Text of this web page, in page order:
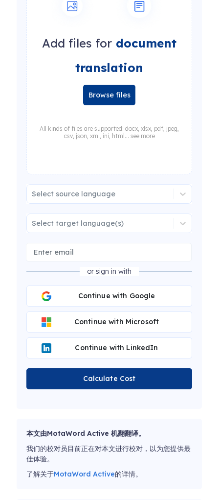
Add files for document
translation
Browse files
All kinds of files are supported: docx, xlsx, pdf, jpeg,
csv, json, xml, ini, html... see more
Select source language
Select target language(s)
or sign in with
Continue with Google
Continue with Microsoft
Continue with LinkedIn
Calculate Cost
本文由MotaWord Active 机翻翻译。
我们的校对员目前正在对本文进行校对，以为您提供最
佳体验。
了解关于MotaWord Active的详情。